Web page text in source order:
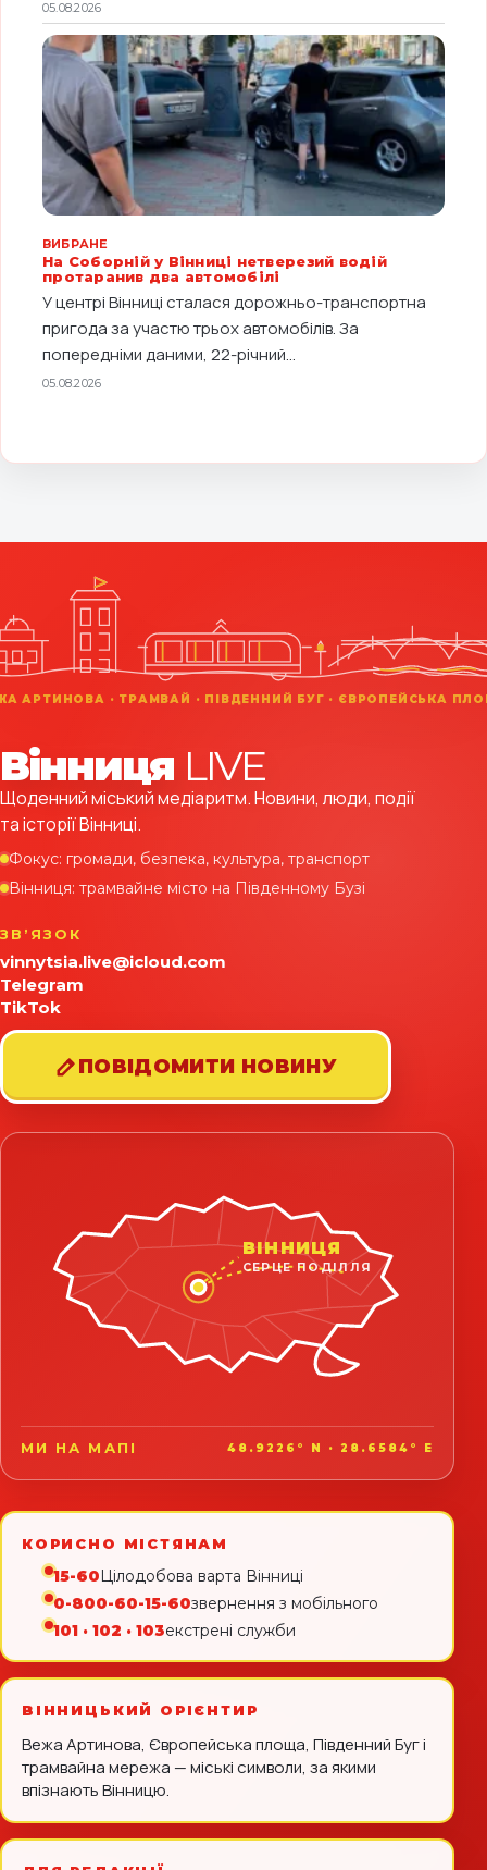
Вінниця LIVE
Щоденний міський медіаритм. Новини, люди, події
та історії Вінниці.
Фокус: громади, безпека, культура, транспорт
Вінниця: трамвайне місто на Південному Бузі
ЗВʼЯЗОК
vinnytsia.live@icloud.com
Telegram
TikTok
ПОВІДОМИТИ НОВИНУ
ВІННИЦЯ
СЕРЦЕ ПОДІЛЛЯ
МИ НА МАПІ 48.9226° N · 28.6584° E
КОРИСНО МІСТЯНАМ
15-60Цілодобова варта Вінниці
0-800-60-15-60звернення з мобільного
101 · 102 · 103екстрені служби
ВІННИЦЬКИЙ ОРІЄНТИР
Вежа Артинова, Європейська площа, Південний Буг і
трамвайна мережа — міські символи, за якими
впізнають Вінницю.